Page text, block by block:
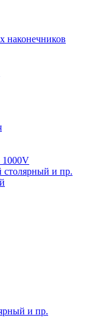
наконечников
1000V
столярный и пр.
и пр.